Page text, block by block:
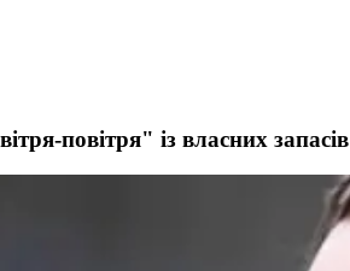
повітря" із власних запасів